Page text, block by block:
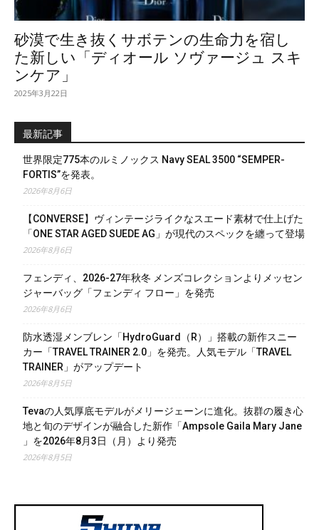
砂漠で生き抜くサボテンの生命力を宿し
た新しい「ディオール ソヴァージュ スキ
ンケア」
2025年3月22日
最新記事
世界限定775本のルミノックス Navy SEAL 3500 “SEMPER-
FORTIS”を発表。
2026年8月6日
【CONVERSE】ヴィンテージライクなスエード素材で仕上げた
「ONE STAR AGED SUEDE AG」が現代のスペックを纏って登場
2026年8月6日
フェンディ、2026-27年秋冬 メンズコレクションよりメッセン
ジャーバッグ「フェンディ フロー」を発売
2026年8月6日
防水透湿メンブレン「HydroGuard（R）」搭載の新作スニー
カー「TRAVEL TRAINER 2.0」を発売。人気モデル「TRAVEL
TRAINER」がアップデート
2026年8月5日
Tevaの人気厚底モデルがメリージェーンに進化。抜群の履き心
地と旬のデザインが融合した新作「Ampsole Gaila Mary Jane
」を2026年8月3日（月）より発売
2026年8月5日